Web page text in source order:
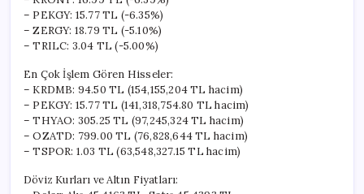
– PEKGY: 15.77 TL (-6.35%)
– ZERGY: 18.79 TL (-5.10%)
– TRILC: 3.04 TL (-5.00%)
En Çok İşlem Gören Hisseler:
– KRDMB: 94.50 TL (154,155,204 TL hacim)
– PEKGY: 15.77 TL (141,318,754.80 TL hacim)
– THYAO: 305.25 TL (97,245,324 TL hacim)
– OZATD: 799.00 TL (76,828,644 TL hacim)
– TSPOR: 1.03 TL (63,548,327.15 TL hacim)
Döviz Kurları ve Altın Fiyatları: